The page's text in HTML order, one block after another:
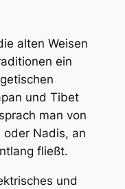
alten Weisen
ein
und Tibet
man von
oder Nadis, an
fließt.
und